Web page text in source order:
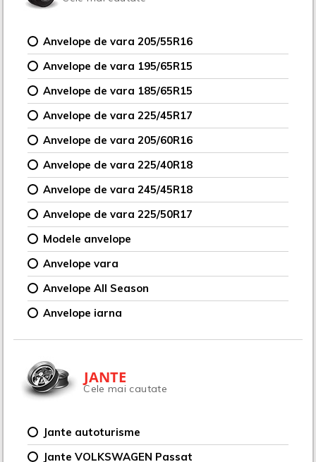
Anvelope de vara 205/55R16
Anvelope de vara 195/65R15
Anvelope de vara 185/65R15
Anvelope de vara 225/45R17
Anvelope de vara 205/60R16
Anvelope de vara 225/40R18
Anvelope de vara 245/45R18
Anvelope de vara 225/50R17
Modele anvelope
Anvelope vara
Anvelope All Season
Anvelope iarna
JANTE
Cele mai cautate
Jante autoturisme
Jante VOLKSWAGEN Passat